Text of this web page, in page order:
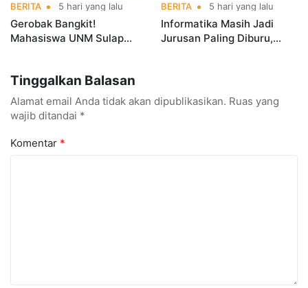
BERITA 5 hari yang lalu
Gerobak Bangkit!
Mahasiswa UNM Sulap
BERITA 5 hari yang lalu
Informatika Masih Jadi
Jurusan Paling Diburu,
Tinggalkan Balasan
Alamat email Anda tidak akan dipublikasikan. Ruas yang
wajib ditandai *
Komentar *